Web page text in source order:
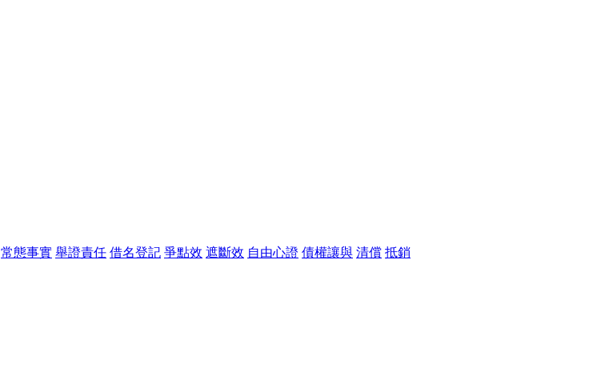
常態事實 舉證責任 借名登記 爭點效 遮斷效 自由心證 債權讓與 清償 抵銷